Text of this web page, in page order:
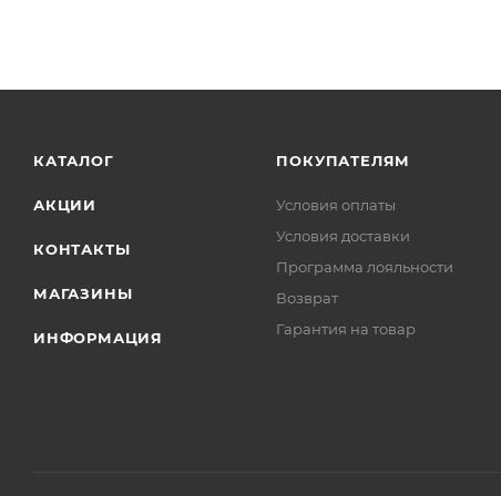
КАТАЛОГ
АКЦИИ
КОНТАКТЫ
МАГАЗИНЫ
ИНФОРМАЦИЯ
ПОКУПАТЕЛЯМ
Условия оплаты
Условия доставки
Программа лояльности
Возврат
Гарантия на товар